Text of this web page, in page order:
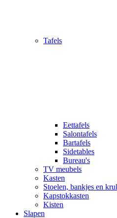
Tafels
Eettafels
Salontafels
Bartafels
Sidetables
Bureau's
TV meubels
Kasten
Stoelen, bankjes en
Kapstokkasten
Kisten
Slapen